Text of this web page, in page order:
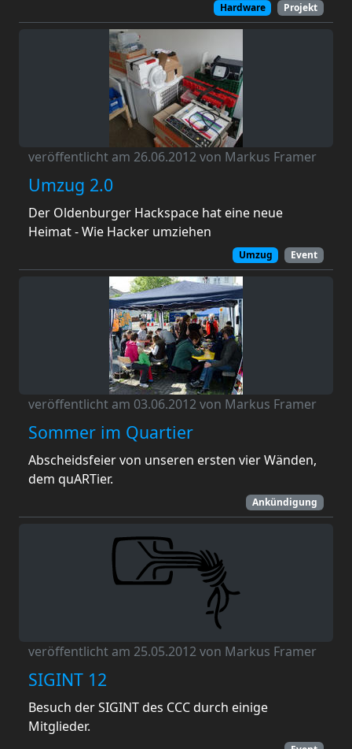
Hardware Projekt
veröffentlicht am 26.06.2012 von Markus Framer
Umzug 2.0
Der Oldenburger Hackspace hat eine neue
Heimat - Wie Hacker umziehen
Umzug Event
veröffentlicht am 03.06.2012 von Markus Framer
Sommer im Quartier
Abscheidsfeier von unseren ersten vier Wänden,
dem quARTier.
Ankündigung
veröffentlicht am 25.05.2012 von Markus Framer
SIGINT 12
Besuch der SIGINT des CCC durch einige
Mitglieder.